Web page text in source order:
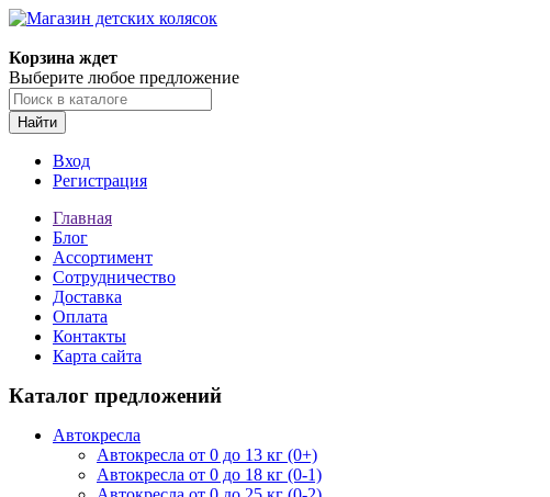
Корзина ждет
Выберите любое предложение
Найти
Вход
Регистрация
Главная
Блог
Ассортимент
Сотрудничество
Доставка
Оплата
Контакты
Карта сайта
Каталог предложений
Автокресла
Автокресла от 0 до 13 кг (0+)
Автокресла от 0 до 18 кг (0-1)